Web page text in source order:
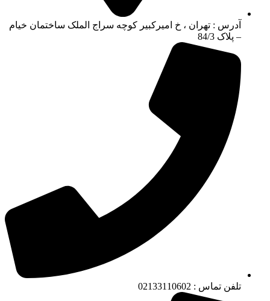
آدرس : تهران ، خ امیرکبیر کوچه سراج الملک ساختمان خیام
– پلاک 84/3
تلفن تماس : 02133110602